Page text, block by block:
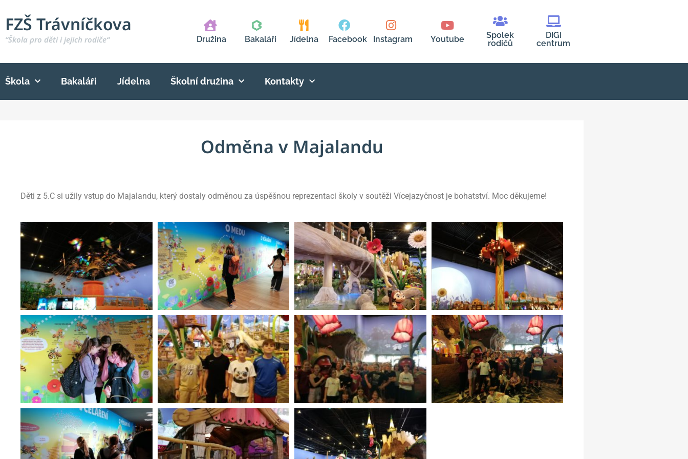
FZŠ Trávníčkova
“Škola pro děti i jejich rodiče“ Družina Bakaláři Jídelna Facebook Instagram Youtube
Spolek
rodičů
DIGI
centrum
Škola Bakaláři Jídelna Školní družina Kontakty
Odměna v Majalandu
Děti z 5.C si užily vstup do Majalandu, který dostaly odměnou za úspěšnou reprezentaci školy v soutěži Vícejazyčnost je bohatství. Moc děkujeme!